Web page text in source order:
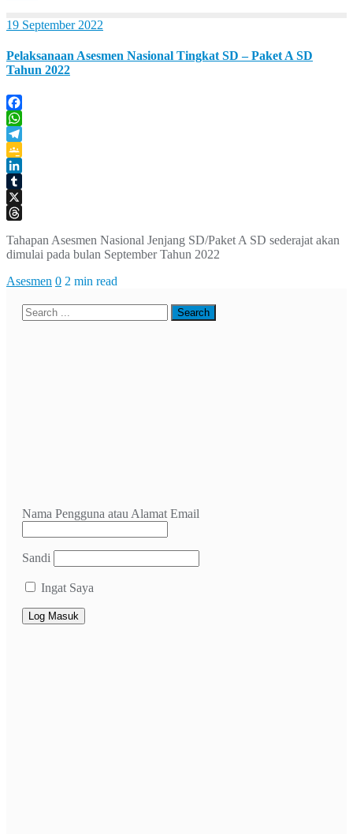
19 September 2022
Pelaksanaan Asesmen Nasional Tingkat SD – Paket A SD
Tahun 2022
Facebook
WhatsApp
Telegram
Google
Classroom
LinkedIn
Tumblr
X
Tahapan Asesmen Nasional Jenjang SD/Paket A SD sederajat akan
dimulai pada bulan September Tahun 2022
Asesmen 0 2 min read
Nama Pengguna atau Alamat Email
Sandi
Ingat Saya